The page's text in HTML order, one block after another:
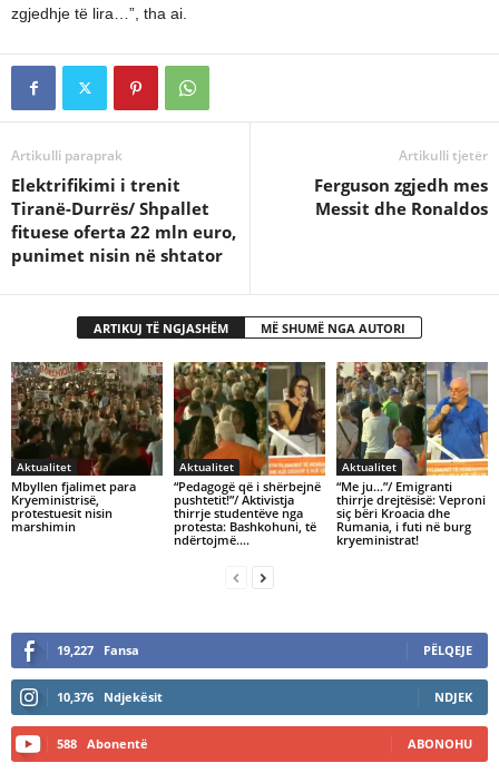
zgjedhje të lira…”, tha ai.
Artikulli paraprak
Elektrifikimi i trenit
Tiranë-Durrës/ Shpallet
fituese oferta 22 mln euro,
punimet nisin në shtator
Artikulli tjetër
Ferguson zgjedh mes
Messit dhe Ronaldos
ARTIKUJ TË NGJASHËM MË SHUMË NGA AUTORI
Aktualitet
Mbyllen fjalimet para
Kryeministrisë,
protestuesit nisin
marshimin
Aktualitet
“Pedagogë që i shërbejnë
pushtetit!”/ Aktivistja
thirrje studentëve nga
protesta: Bashkohuni, të
ndërtojmë….
Aktualitet
“Me ju…”/ Emigranti
thirrje drejtësisë: Veproni
siç bëri Kroacia dhe
Rumania, i futi në burg
kryeministrat!
19,227 Fansa PËLQEJE
10,376 Ndjekësit NDJEK
588 Abonentë ABONOHU